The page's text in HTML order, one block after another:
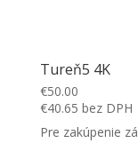
Tureň5 4K
€50.00
€40.65 bez DPH
Pre zakúpenie